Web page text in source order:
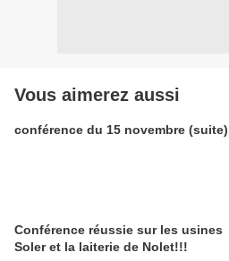
Vous aimerez aussi
conférence du 15 novembre (suite)
Conférence réussie sur les usines
Soler et la laiterie de Nolet!!!